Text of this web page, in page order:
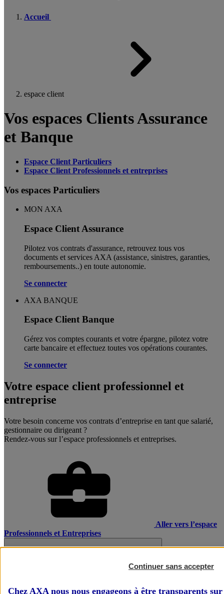
Accueil
espace client
Vos espaces Clients Assurance
et Banque
Espace Client Particuliers
Espace Client Professionnels et entreprises
Vos espaces Particuliers
MON AXA
Espace Client Assurance
Pilotez vos contrats d'assurance, retrouvez tous vos
documents et services AXA (assistance, sinistres, garanties,
remboursements..) en toute autonomie. ​
Se connecter
AXA BANQUE
Espace Client Banque
Gérez vos comptes courants et votre épargne, pilotez votre
carte bancaire et effectuez toutes vos opérations courantes.
Se connecter
Votre espace client professionnel et
entreprise
Votre besoin concerne vos contrats d’entreprise en tant que salarié,
gestionnaire ou dirigeant ?
Rendez-vous sur l’espace professionnels et entreprises.
Aller vers l’espace
Professionnels et Entreprises
Continuer sans accepter
Chez AXA nous nous engageons à être transparents